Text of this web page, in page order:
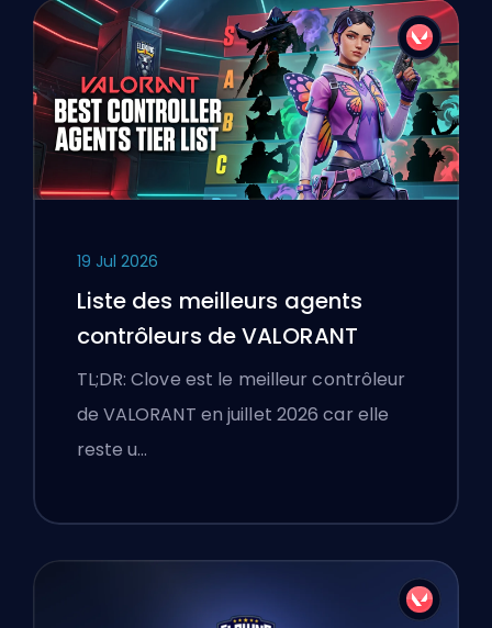
19 Jul 2026
Liste des meilleurs agents
contrôleurs de VALORANT
TL;DR: Clove est le meilleur contrôleur
de VALORANT en juillet 2026 car elle
reste u…